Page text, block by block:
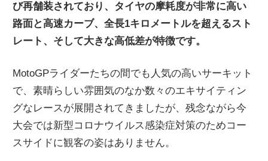
び再舗装されており、タイヤの摩耗度が非常に高い
路面と高速カーブ、全長1キロメートルを超えるスト
レート、そして大きな高低差が特徴です。
MotoGPライダーたちの間でも人気の高いサーキット
で、素晴らしい雰囲気のなか数々のエキサイティン
グなレースが展開されてきましたが、残念ながら今
大会では新型コロナウイルス感染症対策のためコー
スサイドに観客の姿はありません。